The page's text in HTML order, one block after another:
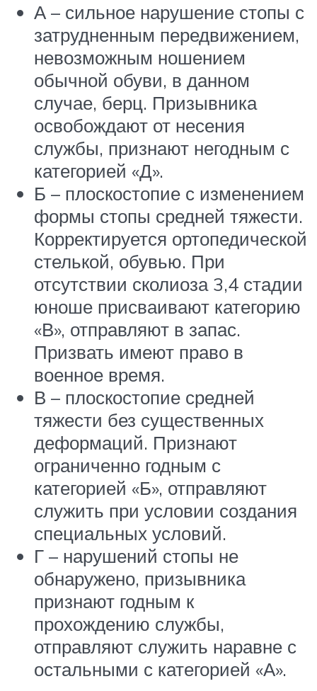
А – сильное нарушение стопы с
затрудненным передвижением,
невозможным ношением
обычной обуви, в данном
случае, берц. Призывника
освобождают от несения
службы, признают негодным с
категорией «Д».
Б – плоскостопие с изменением
формы стопы средней тяжести.
Корректируется ортопедической
стелькой, обувью. При
отсутствии сколиоза 3,4 стадии
юноше присваивают категорию
«В», отправляют в запас.
Призвать имеют право в
военное время.
В – плоскостопие средней
тяжести без существенных
деформаций. Признают
ограниченно годным с
категорией «Б», отправляют
служить при условии создания
специальных условий.
Г – нарушений стопы не
обнаружено, призывника
признают годным к
прохождению службы,
отправляют служить наравне с
остальными с категорией «А».